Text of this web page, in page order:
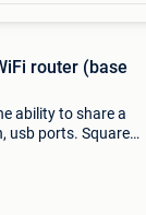
router (base
ability to share a
usb ports. Square